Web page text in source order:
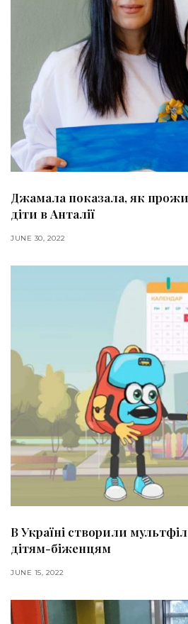
Джамала показала, як
діти в Анталії
JUNE 30, 2022
В Україні створили
дітям-біженцям
JUNE 15, 2022